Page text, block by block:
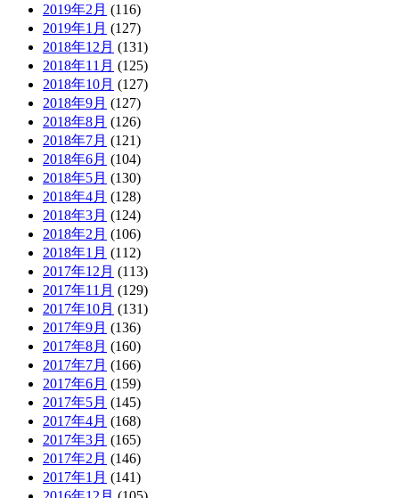
2019年2月 (116)
2019年1月 (127)
2018年12月 (131)
2018年11月 (125)
2018年10月 (127)
2018年9月 (127)
2018年8月 (126)
2018年7月 (121)
2018年6月 (104)
2018年5月 (130)
2018年4月 (128)
2018年3月 (124)
2018年2月 (106)
2018年1月 (112)
2017年12月 (113)
2017年11月 (129)
2017年10月 (131)
2017年9月 (136)
2017年8月 (160)
2017年7月 (166)
2017年6月 (159)
2017年5月 (145)
2017年4月 (168)
2017年3月 (165)
2017年2月 (146)
2017年1月 (141)